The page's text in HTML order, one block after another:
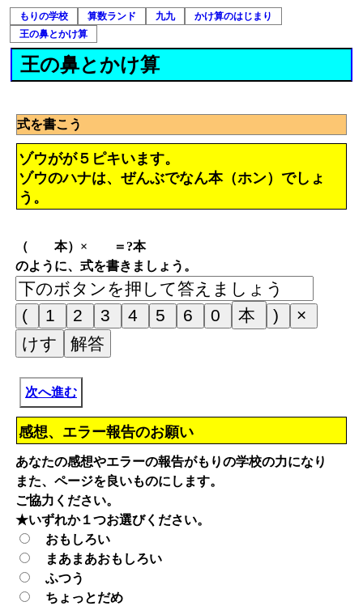
もりの学校 算数ランド 九九
かけ算のはじまり
王の鼻とかけ算
王の鼻とかけ算
式を書こう
ゾウがが５ピキいます。
ゾウのハナは、ぜんぶでなん本（ホン）でしょ
う。
（ 本）× ＝?本
のように、式を書きましょう。
次へ進む
感想、エラー報告のお願い
あなたの感想やエラーの報告がもりの学校の力になり
また、ページを良いものにします。
ご協力ください。
★いずれか１つお選びください。
おもしろい
まあまあおもしろい
ふつう
ちょっとだめ